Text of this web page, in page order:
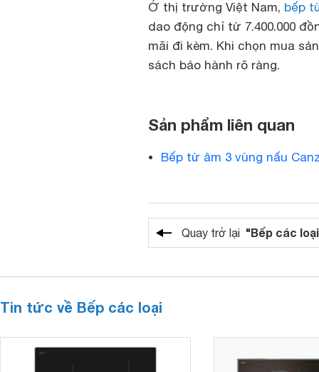
Ở thị trường Việt Nam, bếp
dao động chỉ từ 7.400.000
mãi đi kèm. Khi chọn mua
sách bảo hành rõ ràng.
Sản phẩm liên quan
Bếp từ âm 3 vùng nấu
Quay trở lại "Bếp các
Tin tức về Bếp các loại